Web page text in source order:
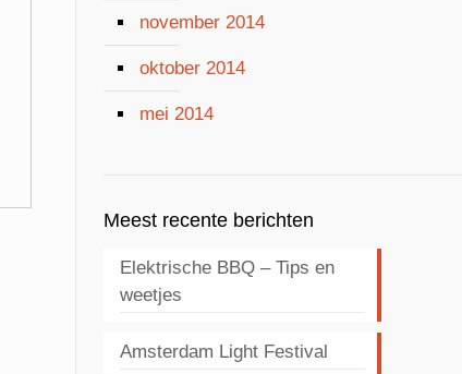
november 2014
oktober 2014
mei 2014
Meest recente berichten
Elektrische BBQ – Tips en
weetjes
Amsterdam Light Festival